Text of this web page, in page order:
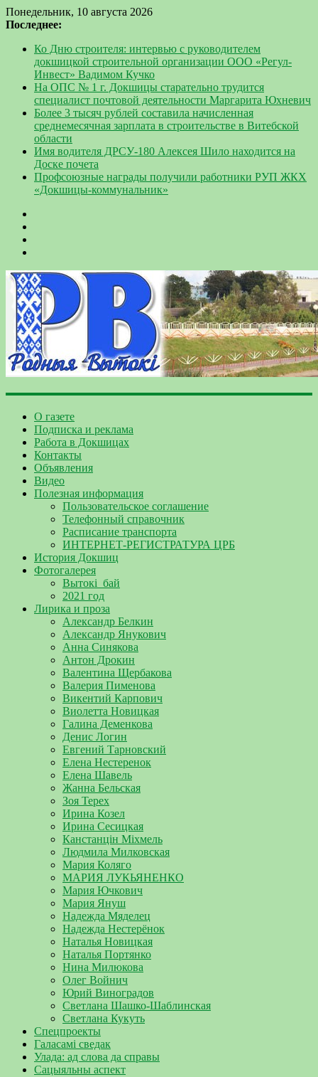
Понедельник, 10 августа 2026
Последнее:
Ко Дню строителя: интервью с руководителем
докшицкой строительной организации ООО «Регул-
Инвест» Вадимом Кучко
На ОПС № 1 г. Докшицы старательно трудится
специалист почтовой деятельности Маргарита Юхневич
Более 3 тысяч рублей составила начисленная
среднемесячная зарплата в строительстве в Витебской
области
Имя водителя ДРСУ-180 Алексея Шило находится на
Доске почета
Профсоюзные награды получили работники РУП ЖКХ
«Докшицы-коммунальник»
О газете
Подписка и реклама
Работа в Докшицах
Контакты
Объявления
Видео
Полезная информация
Пользовательское соглашение
Телефонный справочник
Расписание транспорта
ИНТЕРНЕТ-РЕГИСТРАТУРА ЦРБ
История Докшиц
Фотогалерея
Вытокі_бай
2021 год
Лирика и проза
Александр Белкин
Александр Янукович
Анна Синякова
Антон Дрокин
Валентина Щербакова
Валерия Пименова
Викентий Карпович
Виолетта Новицкая
Галина Деменкова
Денис Логин
Евгений Тарновский
Елена Нестеренок
Елена Шавель
Жанна Бельская
Зоя Терех
Ирина Козел
Ирина Сесицкая
Канстанцін Міхмель
Людмила Милковская
Мария Коляго
МАРИЯ ЛУКЬЯНЕНКО
Мария Ючкович
Мария Януш
Надежда Мяделец
Надежда Нестерёнок
Наталья Новицкая
Наталья Портянко
Нина Милюкова
Олег Войнич
Юрий Виноградов
Светлана Шашко-Шаблинская
Светлана Кукуть
Спецпроекты
Галасамі сведак
Улада: ад слова да справы
Сацыяльны аспект